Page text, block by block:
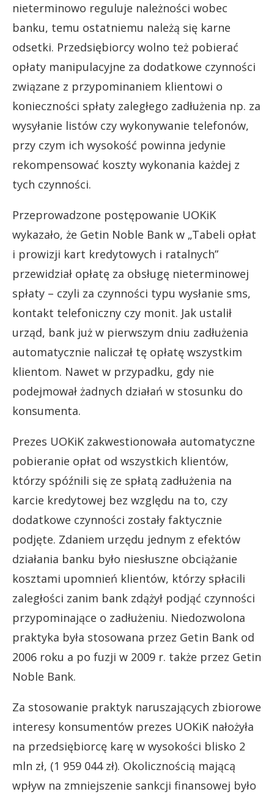
nieterminowo reguluje należności wobec
banku, temu ostatniemu należą się karne
odsetki. Przedsiębiorcy wolno też pobierać
opłaty manipulacyjne za dodatkowe czynności
związane z przypominaniem klientowi o
konieczności spłaty zaległego zadłużenia np. za
wysyłanie listów czy wykonywanie telefonów,
przy czym ich wysokość powinna jedynie
rekompensować koszty wykonania każdej z
tych czynności.
Przeprowadzone postępowanie UOKiK
wykazało, że Getin Noble Bank w „Tabeli opłat
i prowizji kart kredytowych i ratalnych”
przewidział opłatę za obsługę nieterminowej
spłaty – czyli za czynności typu wysłanie sms,
kontakt telefoniczny czy monit. Jak ustalił
urząd, bank już w pierwszym dniu zadłużenia
automatycznie naliczał tę opłatę wszystkim
klientom. Nawet w przypadku, gdy nie
podejmował żadnych działań w stosunku do
konsumenta.
Prezes UOKiK zakwestionowała automatyczne
pobieranie opłat od wszystkich klientów,
którzy spóźnili się ze spłatą zadłużenia na
karcie kredytowej bez względu na to, czy
dodatkowe czynności zostały faktycznie
podjęte. Zdaniem urzędu jednym z efektów
działania banku było niesłuszne obciążanie
kosztami upomnień klientów, którzy spłacili
zaległości zanim bank zdążył podjąć czynności
przypominające o zadłużeniu. Niedozwolona
praktyka była stosowana przez Getin Bank od
2006 roku a po fuzji w 2009 r. także przez Getin
Noble Bank.
Za stosowanie praktyk naruszających zbiorowe
interesy konsumentów prezes UOKiK nałożyła
na przedsiębiorcę karę w wysokości blisko 2
mln zł, (1 959 044 zł). Okolicznością mającą
wpływ na zmniejszenie sankcji finansowej było